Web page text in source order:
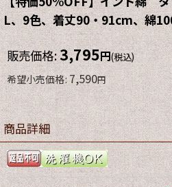
L、9色、着丈90・91cm、綿
販売価格:3,795円(税込)
希望小売価格: 7,590円
商品詳細